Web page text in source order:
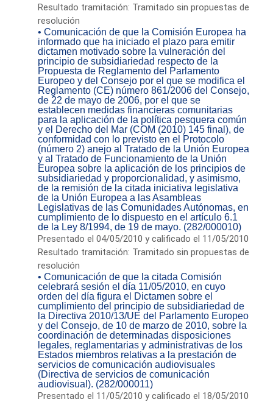
Resultado tramitación: Tramitado sin propuestas de
resolución
• Comunicación de que la Comisión Europea ha
informado que ha iniciado el plazo para emitir
dictamen motivado sobre la vulneración del
principio de subsidiariedad respecto de la
Propuesta de Reglamento del Parlamento
Europeo y del Consejo por el que se modifica el
Reglamento (CE) número 861/2006 del Consejo,
de 22 de mayo de 2006, por el que se
establecen medidas financieras comunitarias
para la aplicación de la política pesquera común
y el Derecho del Mar (COM (2010) 145 final), de
conformidad con lo previsto en el Protocolo
(número 2) anejo al Tratado de la Unión Europea
y al Tratado de Funcionamiento de la Unión
Europea sobre la aplicación de los principios de
subsidiariedad y proporcionalidad, y asimismo,
de la remisión de la citada iniciativa legislativa
de la Unión Europea a las Asambleas
Legislativas de las Comunidades Autónomas, en
cumplimiento de lo dispuesto en el artículo 6.1
de la Ley 8/1994, de 19 de mayo. (282/000010)
Presentado el 04/05/2010 y calificado el 11/05/2010
Resultado tramitación: Tramitado sin propuestas de
resolución
• Comunicación de que la citada Comisión
celebrará sesión el día 11/05/2010, en cuyo
orden del día figura el Dictamen sobre el
cumplimiento del principio de subsidiariedad de
la Directiva 2010/13/UE del Parlamento Europeo
y del Consejo, de 10 de marzo de 2010, sobre la
coordinación de determinadas disposiciones
legales, reglamentarias y administrativas de los
Estados miembros relativas a la prestación de
servicios de comunicación audiovisuales
(Directiva de servicios de comunicación
audiovisual). (282/000011)
Presentado el 11/05/2010 y calificado el 18/05/2010